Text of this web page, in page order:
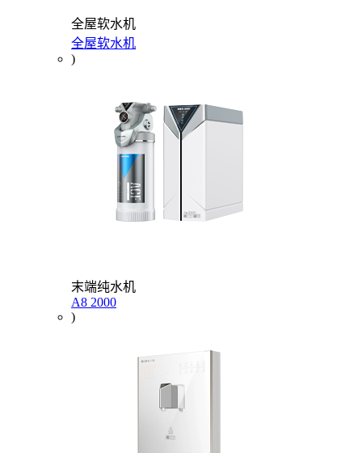
全屋软水机
全屋软水机
)
末端纯水机
A8 2000
)